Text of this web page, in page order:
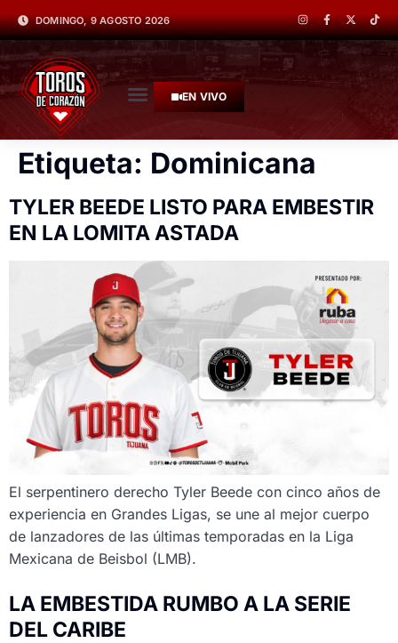
DOMINGO, 9 AGOSTO 2026
EN VIVO
Etiqueta: Dominicana
TYLER BEEDE LISTO PARA EMBESTIR
EN LA LOMITA ASTADA
El serpentinero derecho Tyler Beede con cinco años de
experiencia en Grandes Ligas, se une al mejor cuerpo
de lanzadores de las últimas temporadas en la Liga
Mexicana de Beisbol (LMB).
LA EMBESTIDA RUMBO A LA SERIE
DEL CARIBE